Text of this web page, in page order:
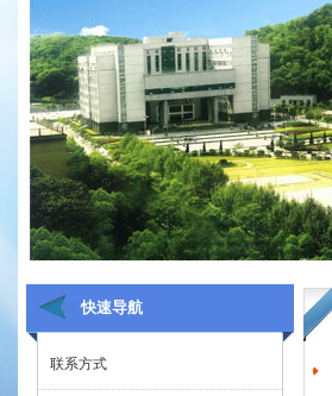
快速导航
联系方式